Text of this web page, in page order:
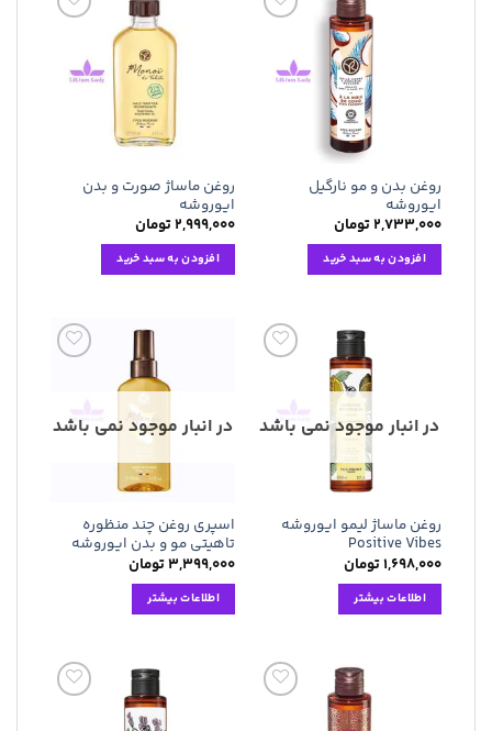
علاقه
مندی
روغن بدن و مو نارگیل
ایوروشه
۲,۷۳۳,۰۰۰تومان
افزودن به سبد خرید
علاقه
مندی
روغن ماساژ صورت و بدن
ایوروشه
۲,۹۹۹,۰۰۰تومان
افزودن به سبد خرید
علاقه
مندی
ها
در انبار موجود نمی باشد
روغن ماساژ لیمو ایوروشه
Positive Vibes
۱,۶۹۸,۰۰۰تومان
اطلاعات بیشتر
علاقه
مندی
ها
در انبار موجود نمی باشد
اسپری روغن چند منظوره
تاهیتی مو و بدن ایوروشه
۳,۳۹۹,۰۰۰تومان
اطلاعات بیشتر